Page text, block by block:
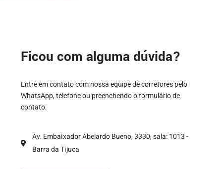
Ficou com alguma dúvida?
Entre em contato com nossa equipe de corretores pelo
WhatsApp, telefone ou preenchendo o formulário de
contato.
Av. Embaixador Abelardo Bueno, 3330, sala: 1013 -
Barra da Tijuca